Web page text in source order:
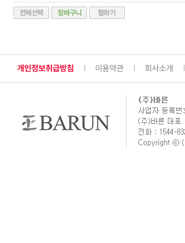
개인정보취급방침 이용약관 회사소개